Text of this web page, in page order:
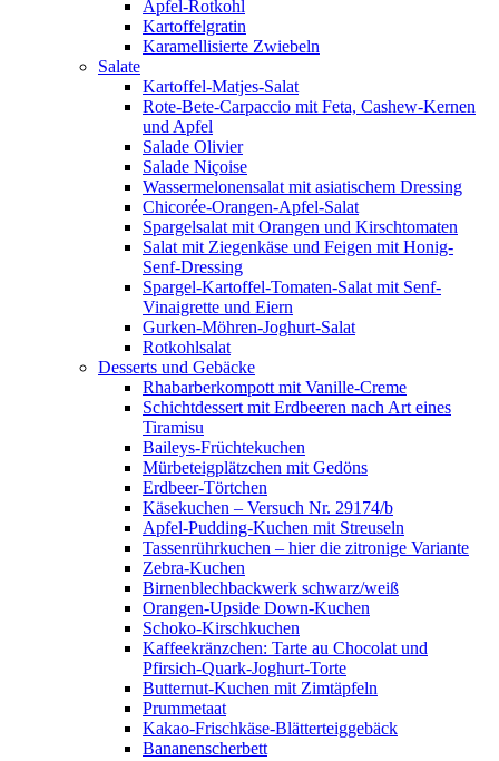
Apfel-Rotkohl
Kartoffelgratin
Karamellisierte Zwiebeln
Salate
Kartoffel-Matjes-Salat
Rote-Bete-Carpaccio mit Feta, Cashew-Kernen
und Apfel
Salade Olivier
Salade Niçoise
Wassermelonensalat mit asiatischem Dressing
Chicorée-Orangen-Apfel-Salat
Spargelsalat mit Orangen und Kirschtomaten
Salat mit Ziegenkäse und Feigen mit Honig-
Senf-Dressing
Spargel-Kartoffel-Tomaten-Salat mit Senf-
Vinaigrette und Eiern
Gurken-Möhren-Joghurt-Salat
Rotkohlsalat
Desserts und Gebäcke
Rhabarberkompott mit Vanille-Creme
Schichtdessert mit Erdbeeren nach Art eines
Tiramisu
Baileys-Früchtekuchen
Mürbeteigplätzchen mit Gedöns
Erdbeer-Törtchen
Käsekuchen – Versuch Nr. 29174/b
Apfel-Pudding-Kuchen mit Streuseln
Tassenrührkuchen – hier die zitronige Variante
Zebra-Kuchen
Birnenblechbackwerk schwarz/weiß
Orangen-Upside Down-Kuchen
Schoko-Kirschkuchen
Kaffeekränzchen: Tarte au Chocolat und
Pfirsich-Quark-Joghurt-Torte
Butternut-Kuchen mit Zimtäpfeln
Prummetaat
Kakao-Frischkäse-Blätterteiggebäck
Bananenscherbett